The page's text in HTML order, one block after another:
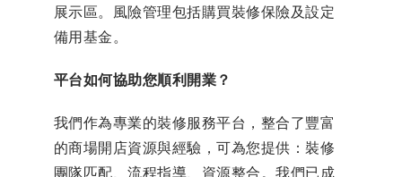
展示區。風險管理包括購買裝修保險及設定
備用基金。
平台如何協助您順利開業？
我們作為專業的裝修服務平台，整合了豐富
的商場開店資源與經驗，可為您提供：裝修
團隊匹配、流程指導、資源整合。我們已成